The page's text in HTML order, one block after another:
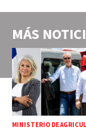
MÁS
MINISTERIO DE